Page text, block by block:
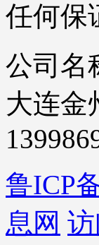
任何保
公司名
大连金
鲁ICP
息网